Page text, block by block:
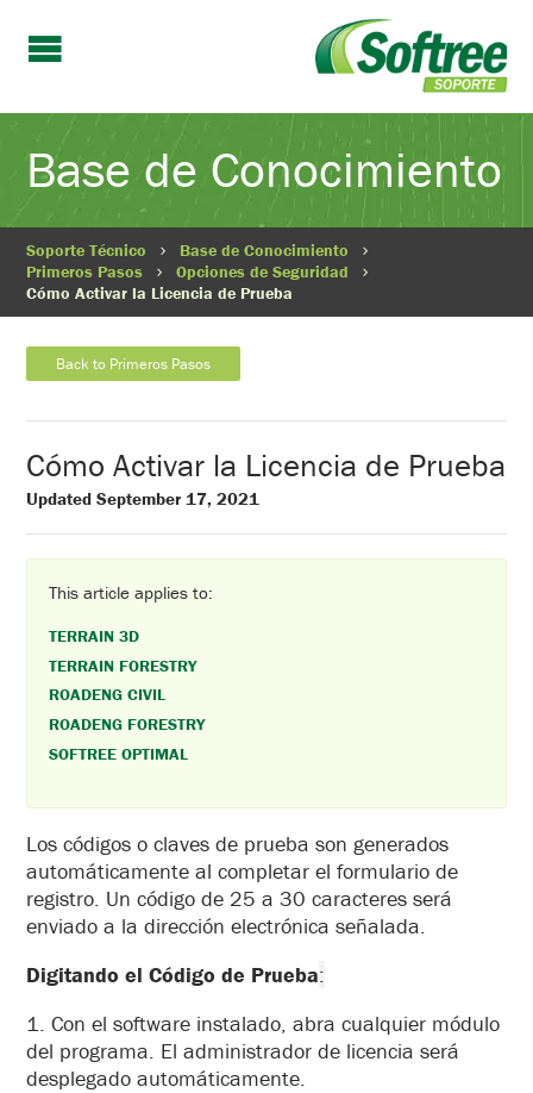
Base de Conocimiento
Soporte Técnico
Base de Conocimiento
Primeros Pasos
Opciones de Seguridad
Cómo Activar la Licencia de Prueba
Back to Primeros Pasos
Cómo Activar la Licencia de Prueba
Updated September 17, 2021
This article applies to:
TERRAIN 3D
TERRAIN FORESTRY
ROADENG CIVIL
ROADENG FORESTRY
SOFTREE OPTIMAL
Los códigos o claves de prueba son generados
automáticamente al completar el formulario de
registro. Un código de 25 a 30 caracteres será
enviado a la dirección electrónica señalada.
Digitando el Código de Prueba:
1. Con el software instalado, abra cualquier módulo
del programa. El administrador de licencia será
desplegado automáticamente.